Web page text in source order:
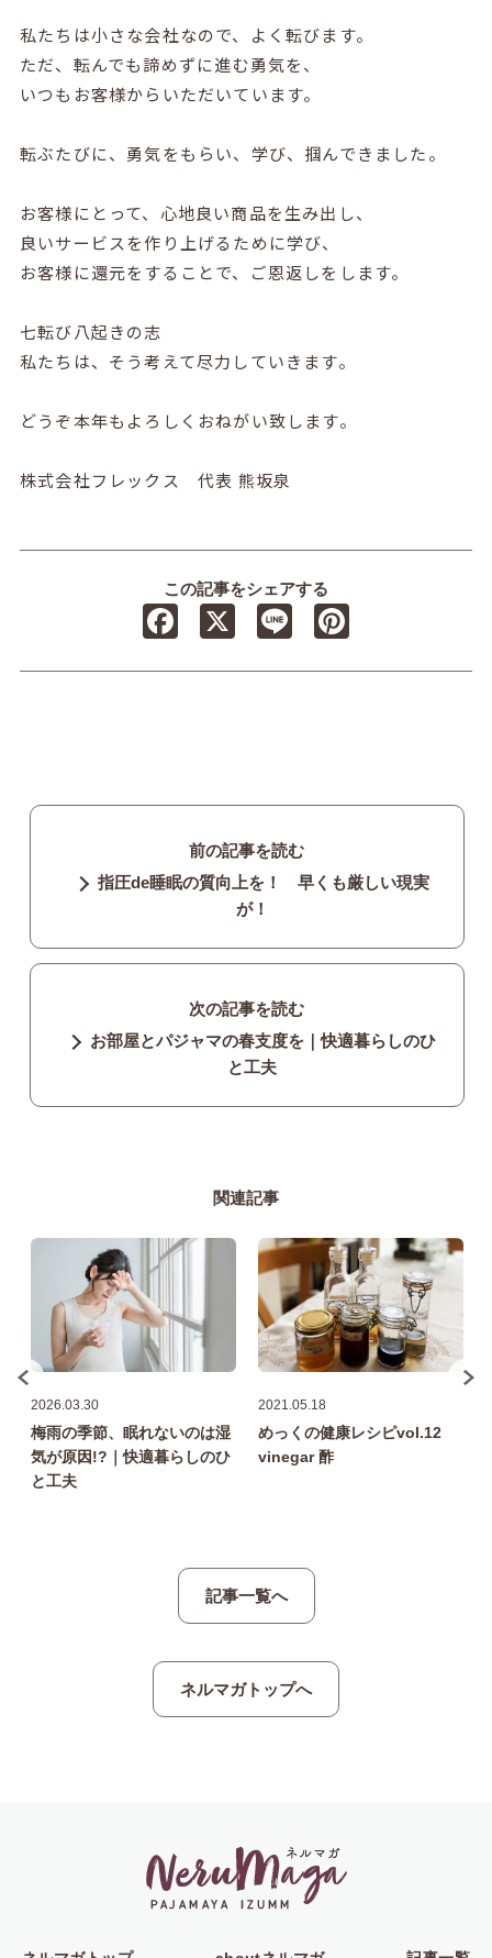
私たちは小さな会社なので、よく転びます。
ただ、転んでも諦めずに進む勇気を、
いつもお客様からいただいています。
転ぶたびに、勇気をもらい、学び、掴んできました。
お客様にとって、心地良い商品を生み出し、
良いサービスを作り上げるために学び、
お客様に還元をすることで、ご恩返しをします。
七転び八起きの志
私たちは、そう考えて尽力していきます。
どうぞ本年もよろしくおねがい致します。
株式会社フレックス 代表 熊坂泉
この記事をシェアする
Facebook
Line
前の記事を読む
指圧de睡眠の質向上を！ 早くも厳しい現実
が！
次の記事を読む
お部屋とパジャマの春支度を｜快適暮らしのひ
と工夫
関連記事
2026.03.30
梅雨の季節、眠れないのは湿
気が原因!?｜快適暮らしのひ
と工夫
2021.05.18
めっくの健康レシピvol.12
vinegar 酢
記事一覧へ
ネルマガトップへ